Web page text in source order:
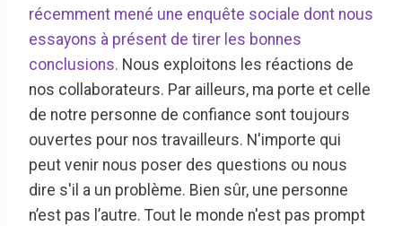
récemment mené une enquête sociale dont nous
essayons à présent de tirer les bonnes
conclusions. Nous exploitons les réactions de
nos collaborateurs. Par ailleurs, ma porte et celle
de notre personne de confiance sont toujours
ouvertes pour nos travailleurs. N'importe qui
peut venir nous poser des questions ou nous
dire s'il a un problème. Bien sûr, une personne
n’est pas l’autre. Tout le monde n'est pas prompt